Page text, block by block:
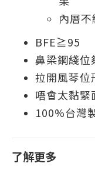
內層
BFE≧95
鼻梁鋼綫位
拉開風琴位
唔會太黏緊
100%台灣
了解更多